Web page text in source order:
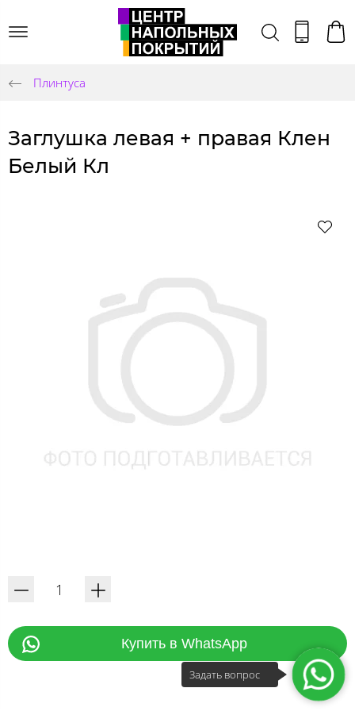
Плинтуса
Заглушка левая + правая Клен
Белый Кл
Купить в WhatsApp
Задать вопрос